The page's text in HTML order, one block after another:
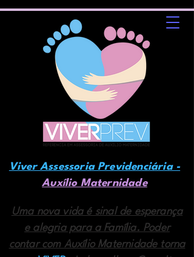
Uma nova vida é sinal de esperança
e alegria para a Família. Poder
contar com Auxílio Maternidade torna
Viver Assessoria Previdenciária -
Auxílio Maternidade